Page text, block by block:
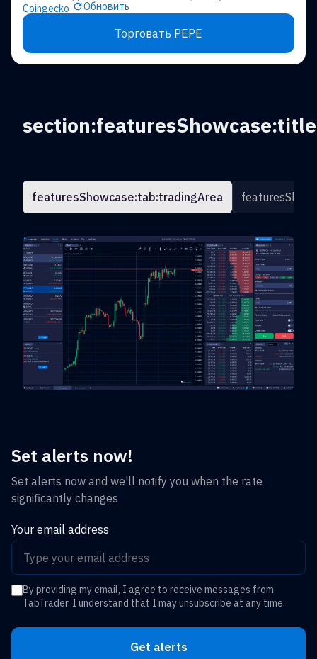
Coingecko
Обновить
Торговать PEPE
section:featuresShowcase:title
featuresShowcase:tab:tradingArea
Set alerts now!
Set alerts now and we'll notify you when the rate
significantly changes
Your email address
By providing my email, I agree to receive messages from
TabTrader. I understand that I may unsubscribe at any time.
Get alerts